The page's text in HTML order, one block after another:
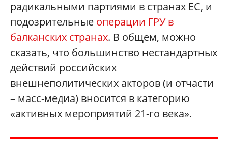
радикальными партиями в странах ЕС, и
подозрительные операции ГРУ в
балканских странах. В общем, можно
сказать, что большинство нестандартных
действий российских
внешнеполитических акторов (и отчасти
– масс-медиа) вносится в категорию
«активных мероприятий 21-го века».